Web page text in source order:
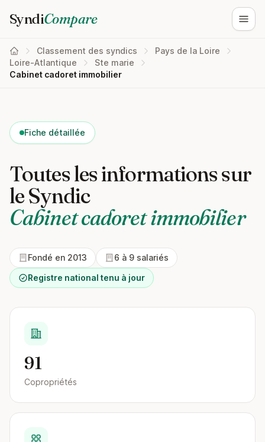
SyndiCompare
Classement des syndics
Pays de la Loire
Loire-Atlantique
Ste marie
Cabinet cadoret immobilier
Fiche détaillée
Toutes les informations sur
le Syndic
Cabinet cadoret immobilier
Fondé en 2013
6 à 9 salariés
Registre national tenu à jour
91
Copropriétés